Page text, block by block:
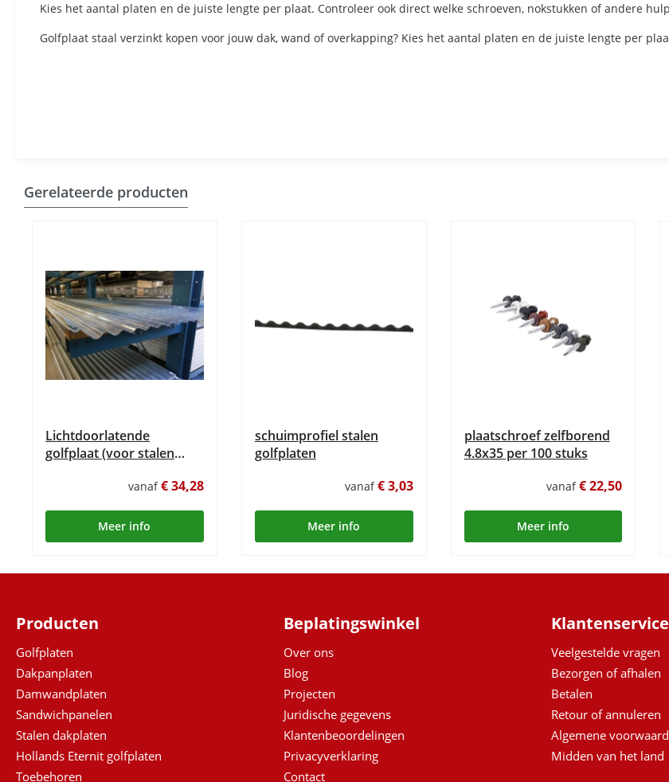
Kies het aantal platen en de juiste lengte per plaat. Controleer ook direct welke schroeven, nokstukken of andere
Golfplaat staal verzinkt kopen voor jouw dak, wand of overkapping? Kies het aantal platen en de juiste lengte per
Gerelateerde producten
Lichtdoorlatende
golfplaat (voor stalen
vanaf€ 34,28
Meer info
schuimprofiel stalen
golfplaten
vanaf€ 3,03
Meer info
plaatschroef zelfborend
4.8x35 per 100 stuks
vanaf€ 22,50
Meer info
Producten
Golfplaten
Dakpanplaten
Damwandplaten
Sandwichpanelen
Stalen dakplaten
Hollands Eternit golfplaten
Toebehoren
Beplatingswinkel
Over ons
Blog
Projecten
Juridische gegevens
Klantenbeoordelingen
Privacyverklaring
Contact
Klantenservice
Veelgestelde vragen
Bezorgen of afhalen
Betalen
Retour of annuleren
Algemene
Midden van het land